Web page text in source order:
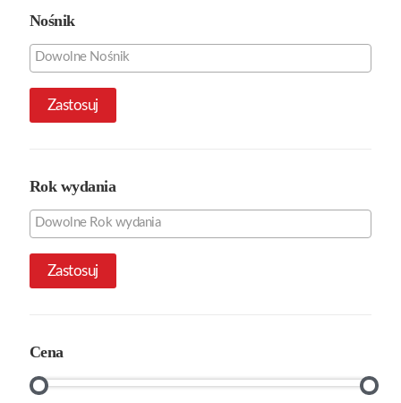
Nośnik
Zastosuj
Rok wydania
Zastosuj
Cena